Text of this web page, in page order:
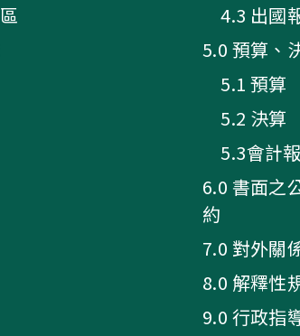
4.3 出國
5.0 預算、
5.1 預算
5.2 決算
5.3會計
6.0 書面之
約
7.0 對外關
8.0 解釋性
9.0 行政指